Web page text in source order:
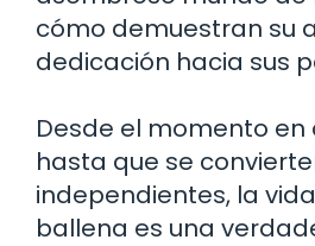
cómo demuestran su
dedicación hacia sus
Desde el momento en
hasta que se
independientes, la
ballena es una